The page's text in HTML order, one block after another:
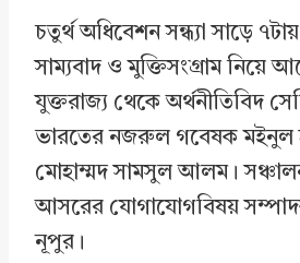
চতুর্থ অধিবেশন সন্ধ্যা সাড়ে
সাম্যবাদ ও মুক্তিসংগ্রাম নিয়ে
যুক্তরাজ্য থেকে অর্থনীতিবিদ
ভারতের নজরুল গবেষক মইনুল
মোহাম্মদ সামসুল আলম।
আসরের যোগাযোগবিষয়
নূপুর।